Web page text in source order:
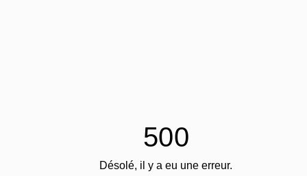
500
Désolé, il y a eu une erreur.